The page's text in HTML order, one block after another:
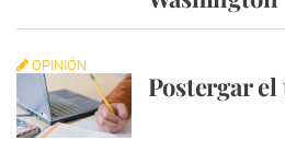
OPINIÓN
Postergar